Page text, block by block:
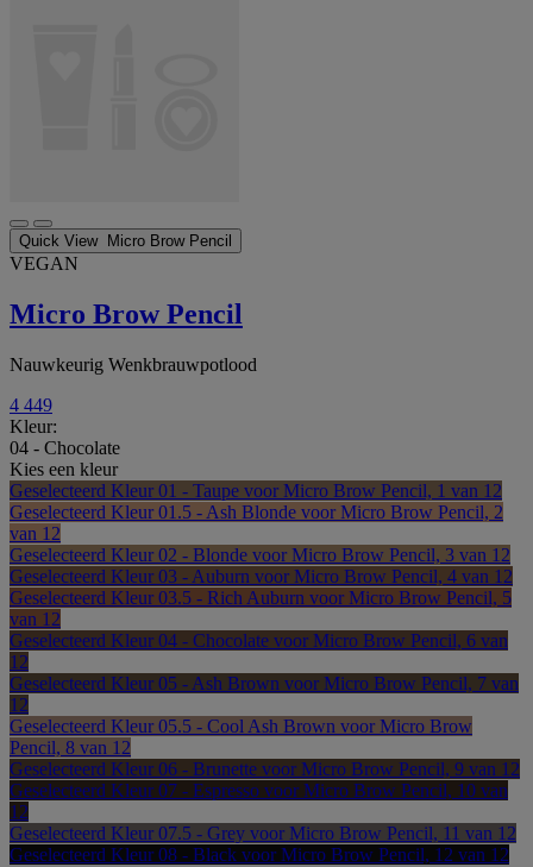
Quick View Micro Brow Pencil
VEGAN
Micro Brow Pencil
Nauwkeurig Wenkbrauwpotlood
4 449
Kleur:
04 - Chocolate
Kies een kleur
Geselecteerd Kleur 01 - Taupe voor Micro Brow Pencil, 1 van 12
Geselecteerd Kleur 01.5 - Ash Blonde voor Micro Brow Pencil, 2
van 12
Geselecteerd Kleur 02 - Blonde voor Micro Brow Pencil, 3 van 12
Geselecteerd Kleur 03 - Auburn voor Micro Brow Pencil, 4 van 12
Geselecteerd Kleur 03.5 - Rich Auburn voor Micro Brow Pencil, 5
van 12
Geselecteerd Kleur 04 - Chocolate voor Micro Brow Pencil, 6 van
12
Geselecteerd Kleur 05 - Ash Brown voor Micro Brow Pencil, 7 van
12
Geselecteerd Kleur 05.5 - Cool Ash Brown voor Micro Brow
Pencil, 8 van 12
Geselecteerd Kleur 06 - Brunette voor Micro Brow Pencil, 9 van 12
Geselecteerd Kleur 07 - Espresso voor Micro Brow Pencil, 10 van
12
Geselecteerd Kleur 07.5 - Grey voor Micro Brow Pencil, 11 van 12
Geselecteerd Kleur 08 - Black voor Micro Brow Pencil, 12 van 12